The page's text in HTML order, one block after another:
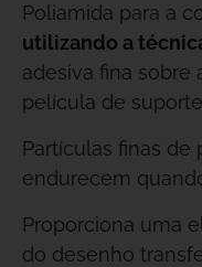
Poliamida para a
utilizando a
adesiva fina sobre
película de
Partículas finas de
endurecem
Proporciona uma
do desenho